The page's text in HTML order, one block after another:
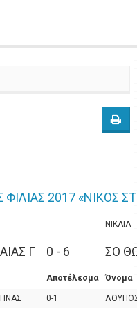
2017 «ΝΙΚΟΣ
ΝΙΚΑΙΑ
Γ 0 - 6 ΣΟ
Αποτέλεσμα Όνομα
0-1